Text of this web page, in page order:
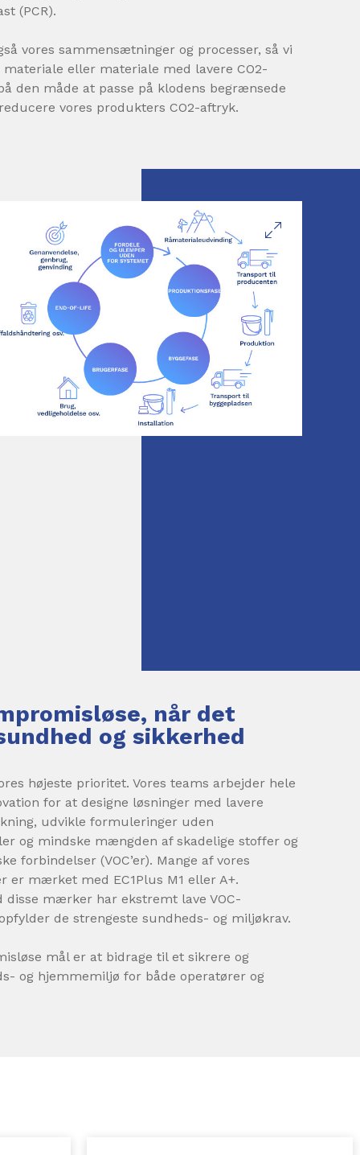
(PCR).
vores sammensætninger og processer, så vi
eller materiale med lavere CO2-
den måde at passe på klodens begrænsede
vores produkters CO2-aftryk.
når det
og sikkerhed
højeste prioritet. Vores teams arbejder hele
for at designe løsninger med lavere
udvikle formuleringer uden
og mindske mængden af skadelige stoffer og
forbindelser (VOC’er). Mange af vores
er mærket med EC1Plus M1 eller A+.
disse mærker har ekstremt lave VOC-
de strengeste sundheds- og miljøkrav.
mål er at bidrage til et sikrere og
og hjemmemiljø for både operatører og